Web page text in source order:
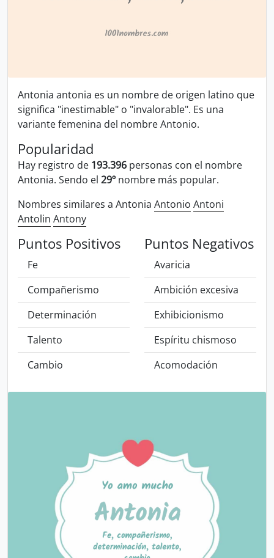
Antonia antonia es un nombre de origen latino que
significa "inestimable" o "invalorable". Es una
variante femenina del nombre Antonio.
Popularidad
Hay registro de 193.396 personas con el nombre
Antonia. Sendo el 29º nombre más popular.
Nombres similares a Antonia Antonio Antoni
Antolin Antony
Puntos Positivos
Fe
Compañerismo
Determinación
Talento
Cambio
Puntos Negativos
Avaricia
Ambición excesiva
Exhibicionismo
Espíritu chismoso
Acomodación